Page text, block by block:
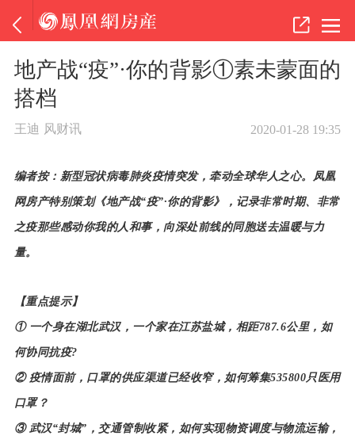
地产战“疫”·你的背影①素未蒙面的
搭档
王迪 风财讯 2020-01-28 19:35
编者按：新型冠状病毒肺炎疫情突发，牵动全球华人之心。凤凰
网房产特别策划《地产战“疫”·你的背影》，记录非常时期、非常
之疫那些感动你我的人和事，向深处前线的同胞送去温暖与力
量。
【重点提示】
① 一个身在湖北武汉，一个家在江苏盐城，相距787.6公里，如
何协同抗疫?
② 疫情面前，口罩的供应渠道已经收窄，如何筹集535800只医用
口罩？
③ 武汉“封城”，交通管制收紧，如何实现物资调度与物流运输，